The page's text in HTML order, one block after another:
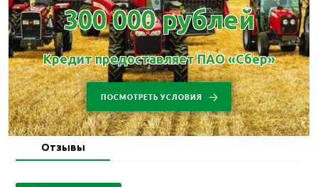
300 000 рублей
Кредит предоставляет ПАО «Сбер»
ПОСМОТРЕТЬ УСЛОВИЯ
Отзывы